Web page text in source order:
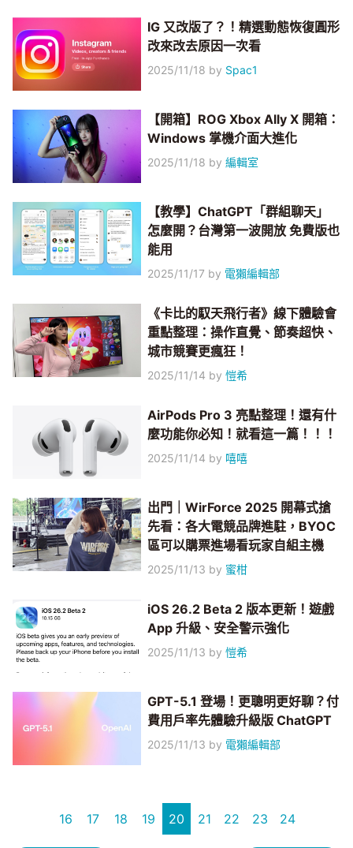
IG 又改版了？！精選動態恢復圓形
改來改去原因一次看
2025/11/18 by Spac1
【開箱】ROG Xbox Ally X 開箱：
Windows 掌機介面大進化
2025/11/18 by編輯室
【教學】ChatGPT「群組聊天」
怎麼開？台灣第一波開放 免費版也
能用
2025/11/17 by 電獺編輯部
《卡比的馭天飛行者》線下體驗會
重點整理：操作直覺、節奏超快、
城市競賽更瘋狂！
2025/11/14 by愷希
AirPods Pro 3 亮點整理！還有什
麼功能你必知！就看這一篇！！！
2025/11/14 by 嘻嘻
出門｜WirForce 2025 開幕式搶
先看：各大電競品牌進駐，BYOC
區可以購票進場看玩家自組主機
2025/11/13 by 蜜柑
iOS 26.2 Beta 2 版本更新！遊戲
App 升級、安全警示強化
2025/11/13 by愷希
GPT-5.1 登場！更聰明更好聊？付
費用戶率先體驗升級版 ChatGPT
2025/11/13 by 電獺編輯部
16 17 18 19 20 21 22 23 24